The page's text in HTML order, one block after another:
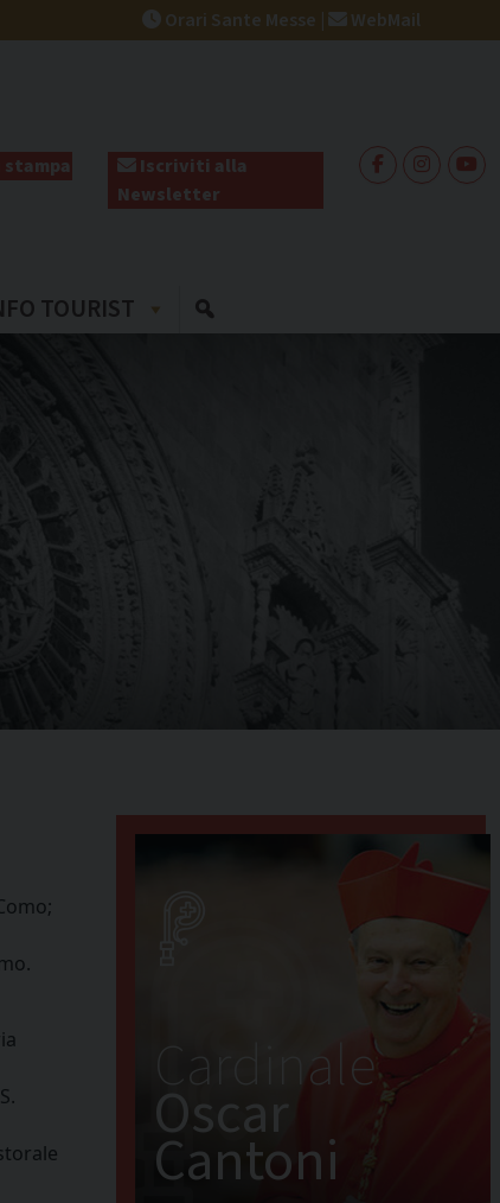
Orari Sante Messe | WebMail
Iscriviti alla
Newsletter
TOURIST
Cardinale
Oscar
Cantoni